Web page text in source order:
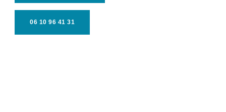
06 10 96 41 31